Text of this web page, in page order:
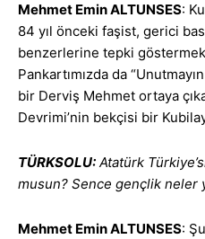
Mehmet Emin ALTUNSES:
84 yıl önceki faşist, gerici
benzerlerine tepki
Pankartımızda da
bir Derviş Mehmet ortaya
Devrimi’nin bekçisi bir
TÜRKSOLU: Atatürk
musun? Sence gençlik neler
Mehmet Emin ALTUNSES: